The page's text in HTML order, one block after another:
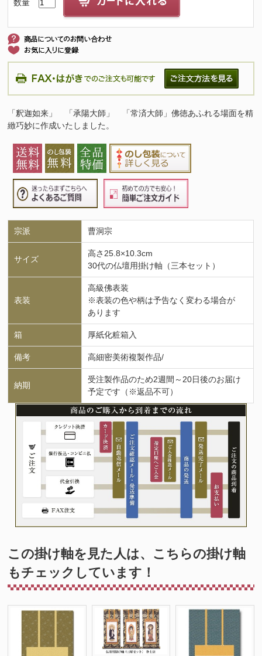
数量
「釈迦如来」 「承陽大師」 「常済大師」佛徳あふれる場面を精
緻巧妙に作成いたしました。
宗派 曹洞宗
サイズ
高さ25.8×10.3cm
30代の仏壇用掛け軸（三本セット）
表装
高級佛表装
※表装の色や柄は予告なく変わる場合が
あります
箱 厚紙化粧箱入
備考 高細密美術複製作品/
納期
受注製作品のため2週間～20日後のお届け
予定です（※返品不可）
この掛け軸を見た人は、こちらの掛け軸
もチェックしています！